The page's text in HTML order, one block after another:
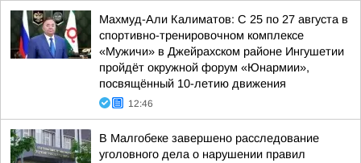
Махмуд-Али Калиматов: С 25 по 27 августа в
спортивно-тренировочном комплексе
«Мужичи» в Джейрахском районе Ингушетии
пройдёт окружной форум «Юнармии»,
посвящённый 10-летию движения
12:46
В Малгобеке завершено расследование
уголовного дела о нарушении правил